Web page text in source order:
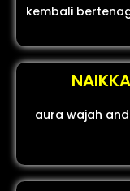
kembali
aura wajah